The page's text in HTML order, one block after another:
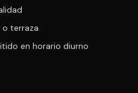
o terraza
en horario diurno